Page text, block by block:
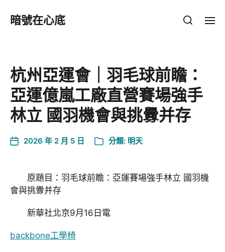
暗號在心底
杭州亞運會｜羽毛球前瞻：
亞運億嵐工廠直營賽場強手
林立 國羽機會與挑釁并存
2026 年 2 月 5 日 分類: 明天
原題目：羽毛球前瞻：亞運賽場強手林立 國羽機
會與挑釁并存
新華社北京9月16日電
backbone工學椅